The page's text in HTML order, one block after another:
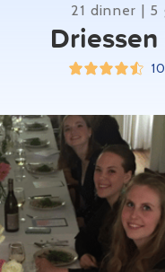
21 dinner | 5